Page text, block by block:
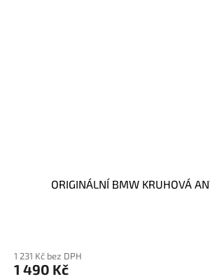
ORIGINÁLNÍ BMW KRUHOVÁ
1 231 Kč bez DPH
1 490 Kč